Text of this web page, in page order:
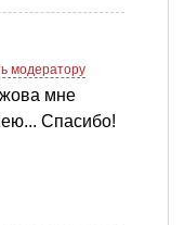
модератору
мне
Спасибо!